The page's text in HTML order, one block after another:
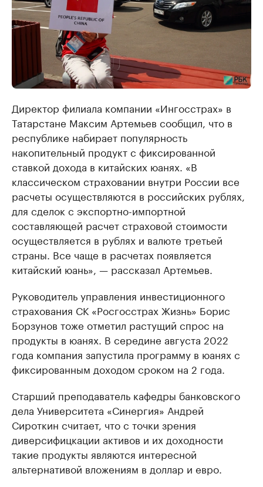
Директор филиала компании «Ингосстрах» в
Татарстане Максим Артемьев сообщил, что в
республике набирает популярность
накопительный продукт с фиксированной
ставкой дохода в китайских юанях. «В
классическом страховании внутри России все
расчеты осуществляются в российских рублях,
для сделок с экспортно-импортной
составляющей расчет страховой стоимости
осуществляется в рублях и валюте третьей
страны. Все чаще в расчетах появляется
китайский юань», — рассказал Артемьев.
Руководитель управления инвестиционного
страхования СК «Росгосстрах Жизнь» Борис
Борзунов тоже отметил растущий спрос на
продукты в юанях. В середине августа 2022
года компания запустила программу в юанях с
фиксированным доходом сроком на 2 года.
Старший преподаватель кафедры банковского
дела Университета «Синергия» Андрей
Сироткин считает, что с точки зрения
диверсифицкации активов и их доходности
такие продукты являются интересной
альтернативой вложениям в доллар и евро.